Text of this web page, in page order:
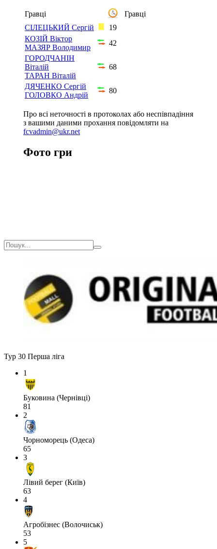
Гравці
Гравці
СІЛЕЦЬКИЙ Сергій
19
КОЗІЙ Віктор
МАЗЯР Володимир
42
ГОРОДЧАНІН
Віталій
ТАРАН Віталій
68
ДЯЧЕНКО Сергій
ГОЛОВКО Андрій
80
Про всі неточності в протоколах або неспівпадіння
з вашими даними прохання повідомляти на
fcvadmin@ukr.net
Фото гри
Тур 30 Перша ліга
1
Буковина (Чернівці)
81
2
Чорноморець (Одеса)
65
3
Лівий берег (Київ)
63
4
Агробізнес (Волочиськ)
53
5